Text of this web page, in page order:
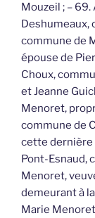
Mouzeil ; –
Deshumeaux,
commune de
épouse de
Choux,
et Jeanne
Menoret,
commune de
cette dernière
Pont-Esnaud,
Menoret,
demeurant à
Marie